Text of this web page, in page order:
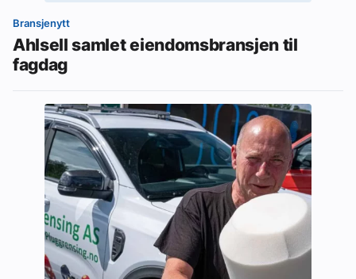
Bransjenytt
Ahlsell samlet eiendomsbransjen til
fagdag